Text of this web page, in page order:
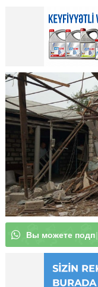
Вы м|